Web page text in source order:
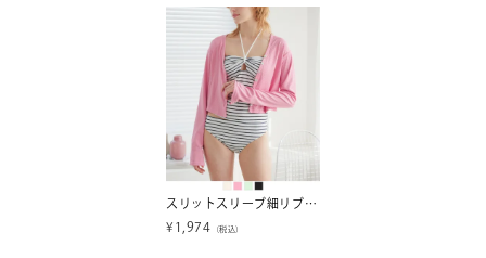
スリットスリーブ細リブラッシュカーディガン【SEADRESS シードレス】
¥ 1,974 （税込）